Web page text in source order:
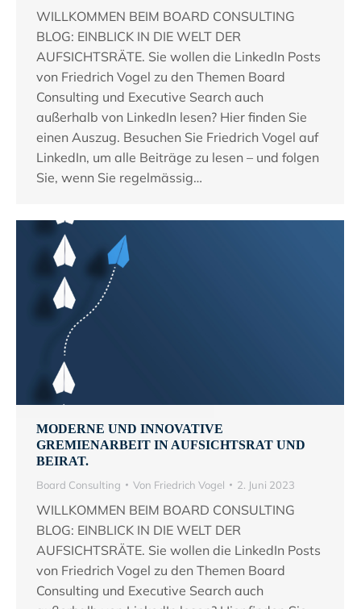
WILLKOMMEN BEIM BOARD CONSULTING
BLOG: EINBLICK IN DIE WELT DER
AUFSICHTSRÄTE. Sie wollen die LinkedIn Posts
von Friedrich Vogel zu den Themen Board
Consulting und Executive Search auch
außerhalb von LinkedIn lesen? Hier finden Sie
einen Auszug. Besuchen Sie Friedrich Vogel auf
LinkedIn, um alle Beiträge zu lesen – und folgen
Sie, wenn Sie regelmässig…
MODERNE UND INNOVATIVE
GREMIENARBEIT IN AUFSICHTSRAT UND
BEIRAT.
Board Consulting Von Friedrich Vogel 2. Juni 2023
WILLKOMMEN BEIM BOARD CONSULTING
BLOG: EINBLICK IN DIE WELT DER
AUFSICHTSRÄTE. Sie wollen die LinkedIn Posts
von Friedrich Vogel zu den Themen Board
Consulting und Executive Search auch